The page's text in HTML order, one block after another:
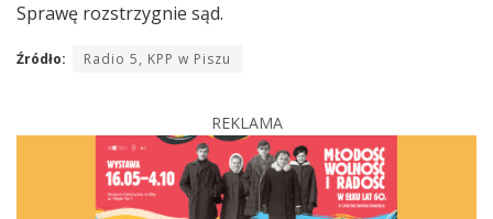
Sprawę rozstrzygnie sąd.
Źródło: Radio 5, KPP w Piszu
REKLAMA